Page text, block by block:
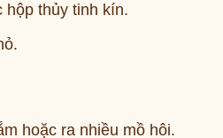
hộp thủy tinh kín.
hoặc ra nhiều mồ hôi.